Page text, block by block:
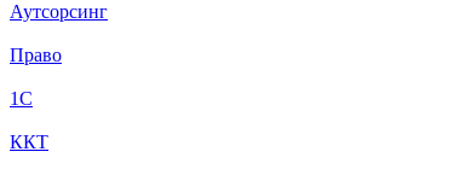
Аутсорсинг
Право
1С
ККТ